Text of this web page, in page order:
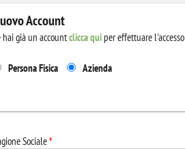
Account
hai già un accountclicca quiper effettuare l'accesso
Persona Fisica Azienda
Sociale*